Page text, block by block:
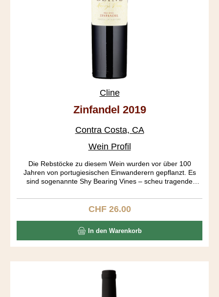
Cline
Zinfandel 2019
Contra Costa, CA
Wein Profil
Die Rebstöcke zu diesem Wein wurden vor über 100
Jahren von portugiesischen Einwanderern gepflanzt. Es
sind sogenannte Shy Bearing Vines – scheu tragende
Oakley Vineyard war wegen seiner Sandigkeit noch nie von
Phylloxera befallen. Die Tannine sind extra soft. Der Wein
Aromen vermengen sich mit Kaffee und Schoko – gäbe es
die Kategorie "Lady Wine" noch, würde ich Nancy dort
einordnen. Nancy ist übrigens der Vorname von Frau Cline.
Regulärer Preis:
CHF 26.00
In den Warenkorb